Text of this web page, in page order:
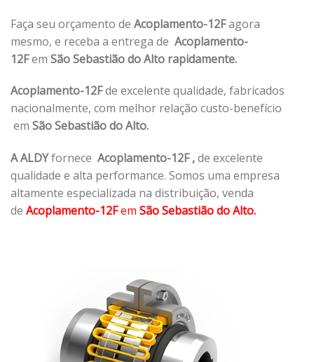
Faça seu orçamento de Acoplamento-12Fagora
mesmo, e receba a entrega de Acoplamento-
12Fem São Sebastião do Alto rapidamente.
Acoplamento-12Fde excelente qualidade, fabricados
nacionalmente, com melhor relação custo-benefício
em São Sebastião do Alto.
A ALDYfornece Acoplamento-12F ,de excelente
qualidade e alta performance. Somos uma empresa
altamente especializada na distribuição, venda
de Acoplamento-12Fem São Sebastião do Alto.